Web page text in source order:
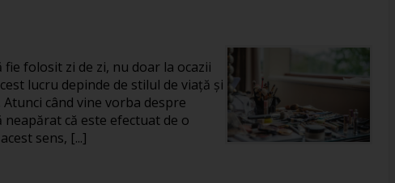
folosit zi de zi, nu doar la ocazii
lucru depinde de stilul de viață și
când vine vorba despre
că este efectuat de o
sens, [...]